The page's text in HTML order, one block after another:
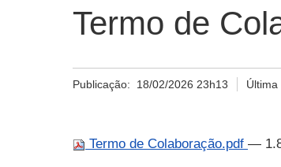
Termo de
Publicação: 18/02/2026 23h13
Termo de Colaboração.pdf —